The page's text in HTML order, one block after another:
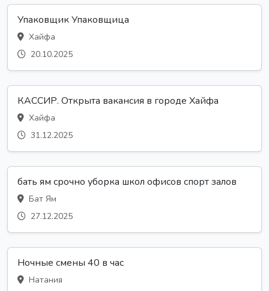
Упаковщик Упаковщица
Хайфа
20.10.2025
КАССИР. Открыта вакансия в городе Хайфа
Хайфа
31.12.2025
бать ям срочно уборка школ офисов спорт залов
Бат Ям
27.12.2025
Ночные смены 40 в час
Натания